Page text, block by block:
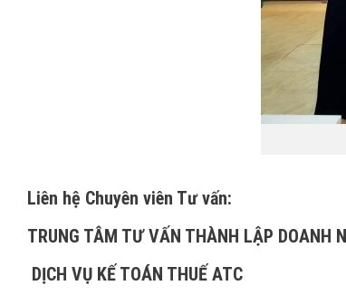
Liên hệ Chuyên viên Tư vấn:
TRUNG TÂM TƯ VẤN THÀNH LẬP DOANH
DỊCH VỤ KẾ TOÁN THUẾ ATC